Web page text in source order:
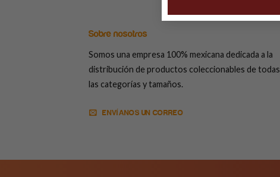
Sobre nosotros
Somos una empresa 100% mexicana dedicada a la
distribución de productos coleccionables de todas
las categorías y tamaños.
ENVÍANOS UN CORREO